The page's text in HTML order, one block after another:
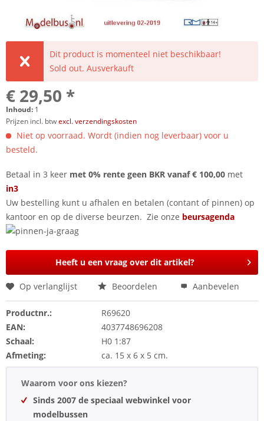
Dit product is momenteel niet beschikbaar!
Sold out. Ausverkauft
€ 29,50 *
Inhoud: 1
Prijzen incl. btwexcl. verzendingskosten
Niet op voorraad. Wordt (indien nog leverbaar) voor u
besteld.
Betaal in 3 keer met 0% rente geen BKR vanaf € 100,00 met
in3
Uw bestelling kunt u afhalen en betalen (contant of pinnen) op
kantoor en op de diverse beurzen. Zie onze beursagenda
Heeft u een vraag over dit artikel?
Op verlanglijst Beoordelen Aanbevelen
Productnr.:
R69620
EAN:
4037748696208
Schaal:
H0 1:87
Afmeting:
ca. 15 x 6 x 5 cm.
Waarom voor ons kiezen?
Sinds 2007 de speciaal webwinkel voor
modelbussen